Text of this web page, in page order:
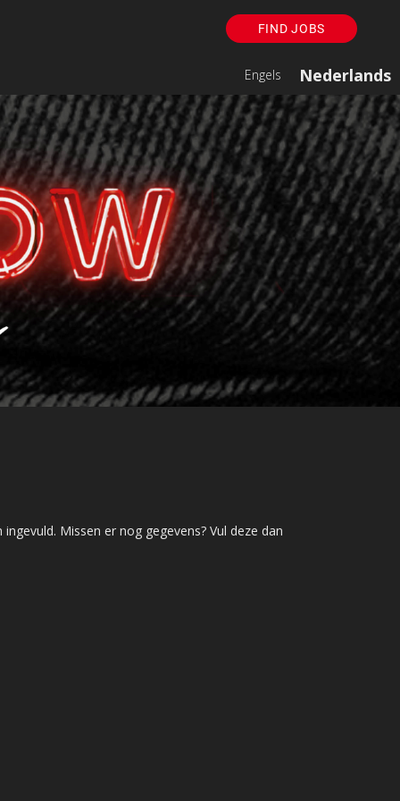
FIND JOBS
Engels Nederlands
Missen er nog gegevens? Vul deze dan